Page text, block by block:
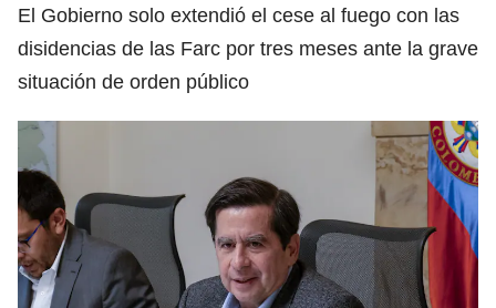
El Gobierno solo extendió el cese al fuego con las
disidencias de las Farc por tres meses ante la grave
situación de orden público